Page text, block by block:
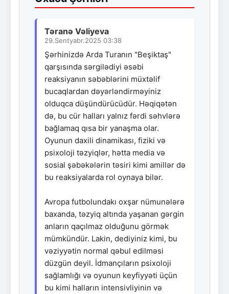
Təranə Vəliyeva
29.Sentyabr.2025 03:38
Şərhinizdə Arda Turanın "Beşiktaş"
qarşısında sərgilədiyi əsəbi
reaksiyanın səbəblərini müxtəlif
bucaqlardan dəyərləndirməyiniz
olduqca düşündürücüdür. Həqiqətən
də, bu cür halları yalnız fərdi səhvlərə
bağlamaq qısa bir yanaşma olar.
Oyunun daxili dinamikası, fiziki və
psixoloji təzyiqlər, hətta media və
sosial şəbəkələrin təsiri kimi amillər də
bu reaksiyalarda rol oynaya bilər.
Avropa futbolundakı oxşar nümunələrə
baxanda, təzyiq altında yaşanan gərgin
anların qaçılmaz olduğunu görmək
mümkündür. Lakin, dediyiniz kimi, bu
vəziyyətin normal qəbul edilməsi
düzgün deyil. İdmançıların psixoloji
sağlamlığı və oyunun keyfiyyəti üçün
bu kimi halların intensivliyinin və